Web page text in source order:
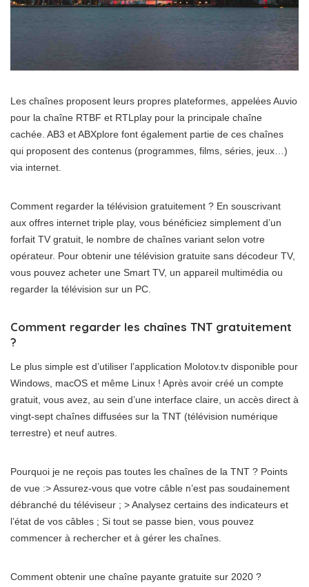
Les chaînes proposent leurs propres plateformes, appelées Auvio
pour la chaîne RTBF et RTLplay pour la principale chaîne
cachée. AB3 et ABXplore font également partie de ces chaînes
qui proposent des contenus (programmes, films, séries, jeux…)
via internet.
Comment regarder la télévision gratuitement ? En souscrivant
aux offres internet triple play, vous bénéficiez simplement d’un
forfait TV gratuit, le nombre de chaînes variant selon votre
opérateur. Pour obtenir une télévision gratuite sans décodeur TV,
vous pouvez acheter une Smart TV, un appareil multimédia ou
regarder la télévision sur un PC.
Comment regarder les chaînes TNT gratuitement
?
Le plus simple est d’utiliser l’application Molotov.tv disponible pour
Windows, macOS et même Linux ! Après avoir créé un compte
gratuit, vous avez, au sein d’une interface claire, un accès direct à
vingt-sept chaînes diffusées sur la TNT (télévision numérique
terrestre) et neuf autres.
Pourquoi je ne reçois pas toutes les chaînes de la TNT ? Points
de vue :> Assurez-vous que votre câble n’est pas soudainement
débranché du téléviseur ; > Analysez certains des indicateurs et
l’état de vos câbles ; Si tout se passe bien, vous pouvez
commencer à rechercher et à gérer les chaînes.
Comment obtenir une chaîne payante gratuite sur 2020 ?